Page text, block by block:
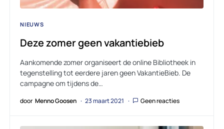
NIEUWS
Deze zomer geen vakantiebieb
Aankomende zomer organiseert de online Bibliotheek in
tegenstelling tot eerdere jaren geen VakantieBieb. De
campagne om tijdens de…
door Menno Goosen 23 maart 2021 Geen reacties